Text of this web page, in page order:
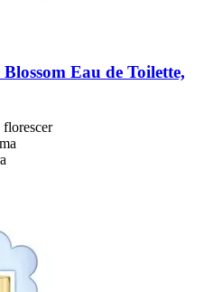
Blossom Eau de Toilette,